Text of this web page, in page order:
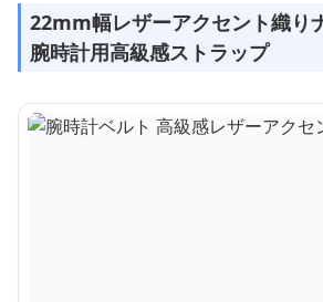
22mm幅レザーアクセント織り
腕時計用高級感ストラップ